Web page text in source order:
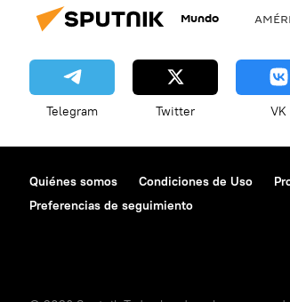
Mundo
Telegram Twitter VK
Quiénes somos Condiciones de Uso
Preferencias de seguimiento